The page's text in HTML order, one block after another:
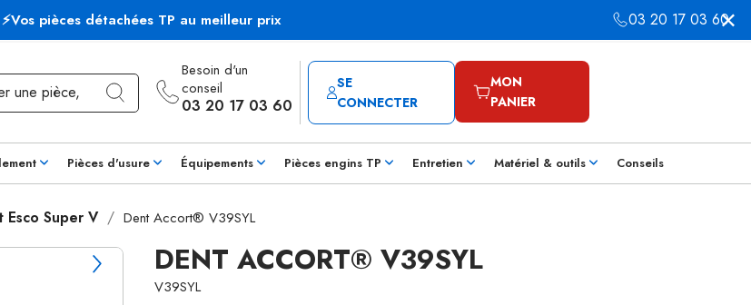
⚡Vos pièces détachées TP au meilleur prix 03 20 17 03 60
Besoin d'un
conseil
03 20 17 03 60
SE
CONNECTER
MON
PANIER
Pièces d'usure Équipements Pièces engins TP Entretien Matériel & outils Conseils
Super V Dent Accort® V39SYL
DENT ACCORT® V39SYL
V39SYL